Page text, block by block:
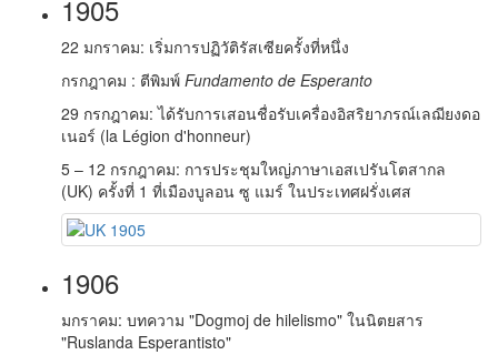
1905
22 มกราคม: เริ่มการปฏิวัติรัสเซียครั้งที่หนึ่ง
กรกฎาคม : ตีพิมพ์ Fundamento de Esperanto
29 กรกฎาคม: ได้รับการเสอนชื่อรับเครื่องอิสริยาภรณ์เลฌียงดอ
เนอร์ (la Légion d'honneur)
5 – 12 กรกฎาคม: การประชุมใหญ่ภาษาเอสเปรันโตสากล
(UK) ครั้งที่ 1 ที่เมืองบูลอน ซู แมร์ ในประเทศฝรั่งเศส
1906
มกราคม: บทความ "Dogmoj de hilelismo" ในนิตยสาร
"Ruslanda Esperantisto"